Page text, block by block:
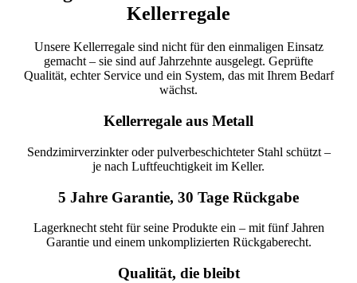
Kellerregale
Unsere Kellerregale sind nicht für den einmaligen Einsatz
gemacht – sie sind auf Jahrzehnte ausgelegt. Geprüfte
Qualität, echter Service und ein System, das mit Ihrem Bedarf
wächst.
Kellerregale aus Metall
Sendzimirverzinkter oder pulverbeschichteter Stahl schützt –
je nach Luftfeuchtigkeit im Keller.
5 Jahre Garantie, 30 Tage Rückgabe
Lagerknecht steht für seine Produkte ein – mit fünf Jahren
Garantie und einem unkomplizierten Rückgaberecht.
Qualität, die bleibt